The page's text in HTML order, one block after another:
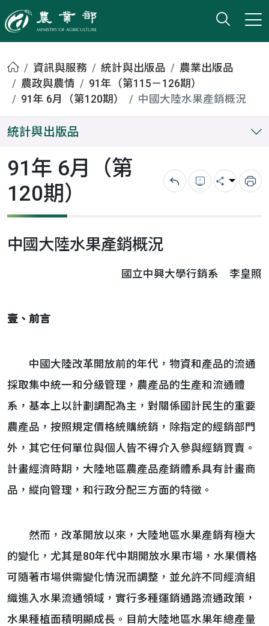
農業部
打開
小版
首頁資訊與服務 統計與出版品
農業出版品
農政與農情
91年（第115－126期）
91年 6月（第120期）
中國大陸水果產銷概況
統計與出版品
91年 6月（第
120期）
回上一頁錯誤回報
分享 列
中國大陸水果產銷概況
國立中興大學行銷系 李皇照
壹、前言
中國大陸改革開放前的年代，物資和產品的流通
採取集中統一和分級管理，農產品的生產和流通體
系，基本上以計劃調配為主，對關係國計民生的重要
農產品，按照規定價格統購統銷，除指定的經銷部門
外，其它任何單位與個人皆不得介入參與經銷買賣。
計畫經濟時期，大陸地區農產品產銷體系具有計畫商
品，縱向管理，和行政分配三方面的特徵。
然而，改革開放以來，大陸地區水果產銷有極大
的變化，尤其是80年代中期開放水果市場，水果價格
可隨著市場供需變化情況而調整，並允許不同經濟組
織進入水果流通領域，實行多種運銷通路流通政策，
水果種植面積明顯成長。目前大陸地區水果年總產量